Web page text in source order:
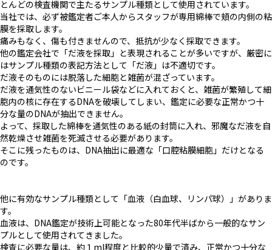
とんどの検査機関で主たるサンプル種類として使用されています。
当社では、必ず被鑑定者ご本人からスタッフが専用綿棒で頬の内側の粘
膜を採取します。
痛みもなく、傷も付きませんので、抵抗が少なく採取できます。
他の鑑定会社で「だ液を採取」と表現されることが多いですが、厳密に
はサンプル種類の表記方法として「だ液」は不適切です。
だ液そのものには脱落した細胞と雑菌が混ざっています。
だ液を通気性のないビニール袋などに入れておくと、雑菌が繁殖して細
胞内の核に存在するDNAを破壊してしまい、鑑定に必要な正常かつ十
分な量のDNAが抽出できません。
よって、採取した綿棒を通気性のある紙の封筒に入れ、邪魔なだ液を自
然乾燥させ雑菌を死滅させる必要があります。
そこに残ったものは、DNA抽出に最適な「口腔粘膜細胞」だけとなる
のです。
他に有効なサンプル種類として「血液（白血球、リンパ球）」がありま
す。
血液は、DNA鑑定が技術上可能となった80年代半ばから一般的なサン
プルとして使用されてきました。
検査に必要な量は、約１ml程度と比較的少量で済み、正常かつ十分な